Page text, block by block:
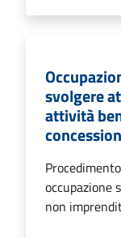
svolgere
attività
occupazione
non